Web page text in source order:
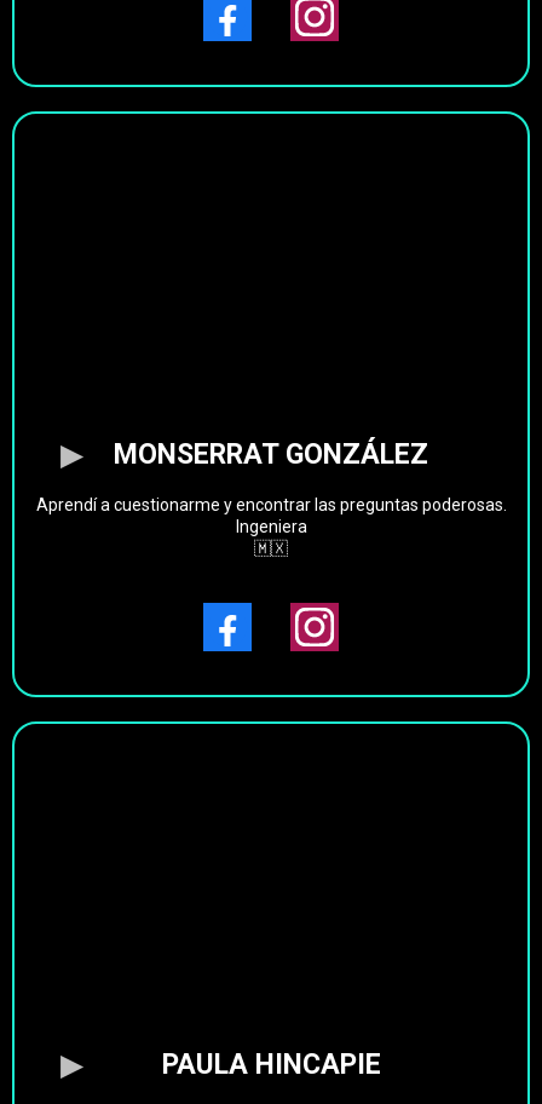
MONSERRAT GONZÁLEZ
Aprendí a cuestionarme y encontrar las preguntas poderosas.
Ingeniera
🇲🇽
PAULA HINCAPIE